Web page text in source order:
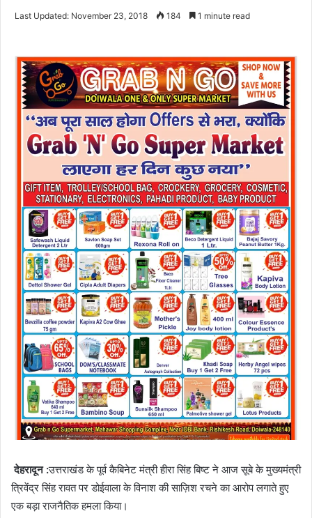
e
a
e
m
a
i
Last Updated: November 23, 2018 184 1 minute read
देहरादून :उत्तराखंड के पूर्व कैबिनेट मंत्री हीरा सिंह बिष्ट ने आज सूबे के मुख्यमंत्री
त्रिवेंद्र सिंह रावत पर डोईवाला के विनाश की साज़िश रचने का आरोप लगाते हुए
एक बड़ा राजनैतिक हमला किया।